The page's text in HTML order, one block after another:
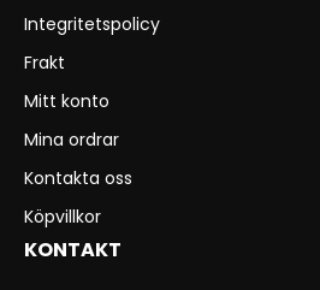
Integritetspolicy
Frakt
Mitt konto
Mina ordrar
Kontakta oss
Köpvillkor
KONTAKT